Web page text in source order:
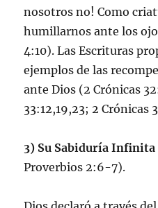
nosotros no! Como
humillarnos ante los
4:10). Las Escrituras
ejemplos de las
ante Dios (2 Crónicas
33:12,19,23; 2 Crónicas
3) Su Sabiduría Infinita
Proverbios 2:6-7).